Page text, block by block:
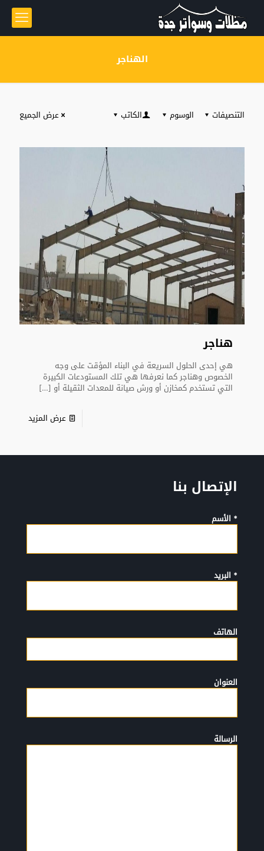
الهناجر
التنصيفات الوسوم الكاتب عرض الجميع
هناجر
هي إحدى الحلول السريعة في البناء المؤقت على وجه
الخصوص وهناجر كما نعرفها هي تلك المستودعات الكبيرة
التي تستخدم كمخازن أو ورش صيانة للمعدات الثقيلة أو […]
عرض المزيد
الإتصال بنا
* الأسم
* البريد
الهاتف
العنوان
الرسالة